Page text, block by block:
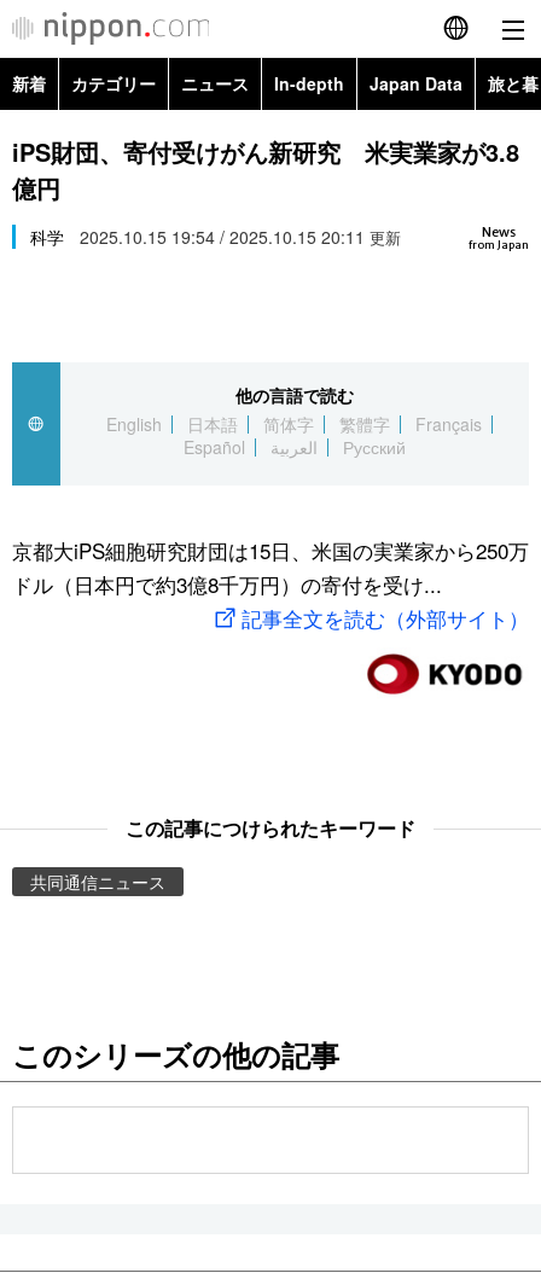
English
简体字
Русский
カテゴリー
経済・ビジネス
国際
文化
トップ
アーカイブ
In-depth
Japan Data
動画/Live
お知らせ
新着 カテゴリー ニュース In-depth Japan Data 旅と
政治・外交
経済・ビジネス
スポーツ・東京2020
Topics
iPS財団、寄付受けがん新研究 米実業家が3.8
億円
News
from Japan
科学 2025.10.15 19:54 / 2025.10.15 20:11 更新
他の言語で読む
English
日本語 简体字 繁體字
Français
Español
العربية Русский
京都大iPS細胞研究財団は15日、米国の実業家から250万
ドル（日本円で約3億8千万円）の寄付を受け...
記事全文を読む（外部サイト）
この記事につけられたキーワード
共同通信ニュース
このシリーズの他の記事